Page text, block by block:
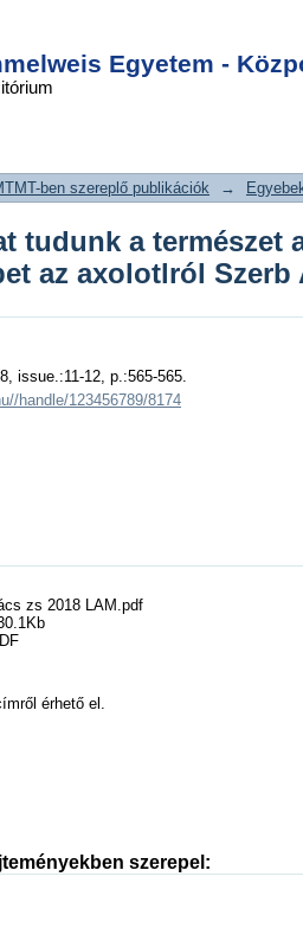
Egyetem -
tudunk a természet
- de tudunk-e
Szerb Antalnál?
ben szereplő publikációk →
tudunk a természet
az axolotlról Szerb
issue.:11-12, p.:565-565.
handle/123456789/8174
zs 2018 LAM.pdf
érhető el.
szerepel: